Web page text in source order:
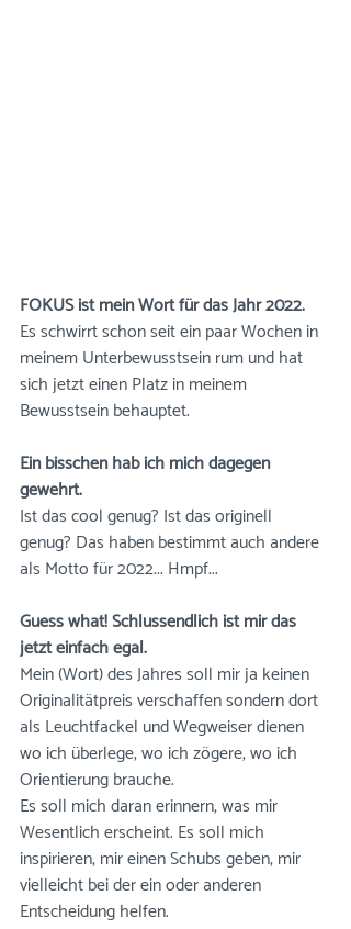
FOKUS ist mein Wort für das Jahr 2022.
Es schwirrt schon seit ein paar Wochen in
meinem Unterbewusstsein rum und hat
sich jetzt einen Platz in meinem
Bewusstsein behauptet.
Ein bisschen hab ich mich dagegen
gewehrt.
Ist das cool genug? Ist das originell
genug? Das haben bestimmt auch andere
als Motto für 2022... Hmpf...
Guess what! Schlussendlich ist mir das
jetzt einfach egal.
Mein (Wort) des Jahres soll mir ja keinen
Originalitätpreis verschaffen sondern dort
als Leuchtfackel und Wegweiser dienen
wo ich überlege, wo ich zögere, wo ich
Orientierung brauche.
Es soll mich daran erinnern, was mir
Wesentlich erscheint. Es soll mich
inspirieren, mir einen Schubs geben, mir
vielleicht bei der ein oder anderen
Entscheidung helfen.